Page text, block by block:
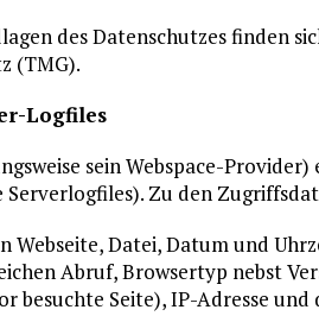
des Datenschutzes finden
(TMG).
Logfiles
sein Webspace-
Zu den
Webseite, Datei, Datum und
Abruf, Browsertyp nebst
besuchte Seite), IP-Adresse